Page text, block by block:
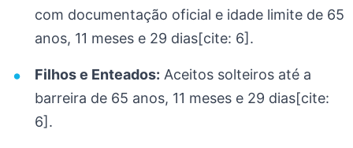
com documentação oficial e idade limite de 65
anos, 11 meses e 29 dias[cite: 6].
Filhos e Enteados: Aceitos solteiros até a
barreira de 65 anos, 11 meses e 29 dias[cite:
6].